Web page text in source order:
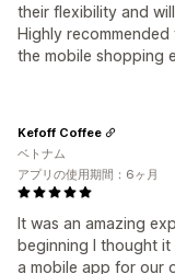
their flexibility and
Highly
the mobile shopping
It was an amazing
beginning I thought
a mobile app for our
Kefoff Coffee
ベトナム
アプリの使用期間：6ヶ月